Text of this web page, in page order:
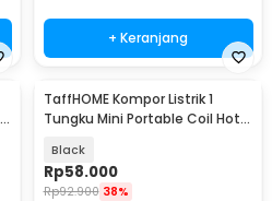
+ Keranjang
TaffHOME Kompor Listrik 1
Tungku Mini Portable Coil Hot
Black
Rp58.000
Rp92.900 38%